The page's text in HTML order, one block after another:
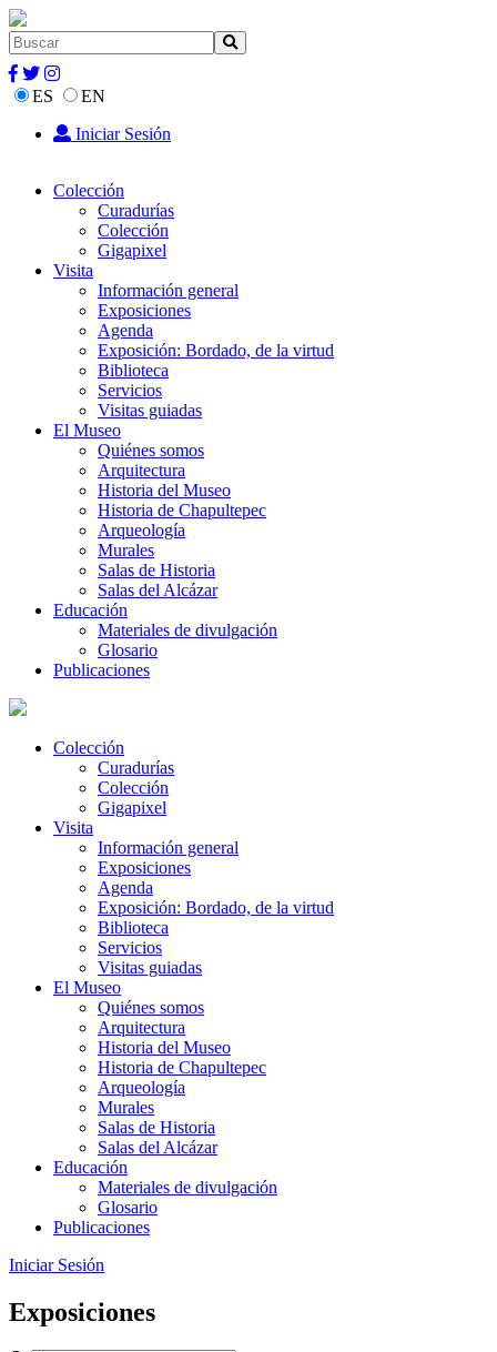
ES
EN
Iniciar Sesión
Colección
Curadurías
Colección
Gigapixel
Visita
Información general
Exposiciones
Agenda
Exposición: Bordado, de la virtud
Biblioteca
Servicios
Visitas guiadas
El Museo
Quiénes somos
Arquitectura
Historia del Museo
Historia de Chapultepec
Arqueología
Murales
Salas de Historia
Salas del Alcázar
Educación
Materiales de divulgación
Glosario
Publicaciones
Colección
Curadurías
Colección
Gigapixel
Visita
Información general
Exposiciones
Agenda
Exposición: Bordado, de la virtud
Biblioteca
Servicios
Visitas guiadas
El Museo
Quiénes somos
Arquitectura
Historia del Museo
Historia de Chapultepec
Arqueología
Murales
Salas de Historia
Salas del Alcázar
Educación
Materiales de divulgación
Glosario
Publicaciones
Iniciar Sesión
Exposiciones